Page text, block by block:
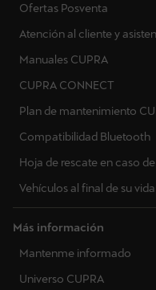
Ofertas Posventa
Atención al cliente y
Manuales CUPRA
CUPRA CONNECT
Plan de mantenimiento
Compatibilidad Bluetooth
Hoja de rescate en caso
Vehículos al final de su vida
Más información
Mantenme informado
Universo CUPRA